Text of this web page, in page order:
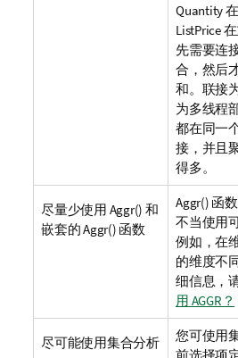
Quantity
ListPrice在
先需要连
合，然后
和。联接
为多线程
都在同一
接，并且
得多。
尽量少使用 Aggr() 和
嵌套的Aggr() 函数
Aggr() 函
不当使用
例如，在
的维度不
细信息，
用 AGGR？
尽可能使用集合分析
您可使用
前选择项